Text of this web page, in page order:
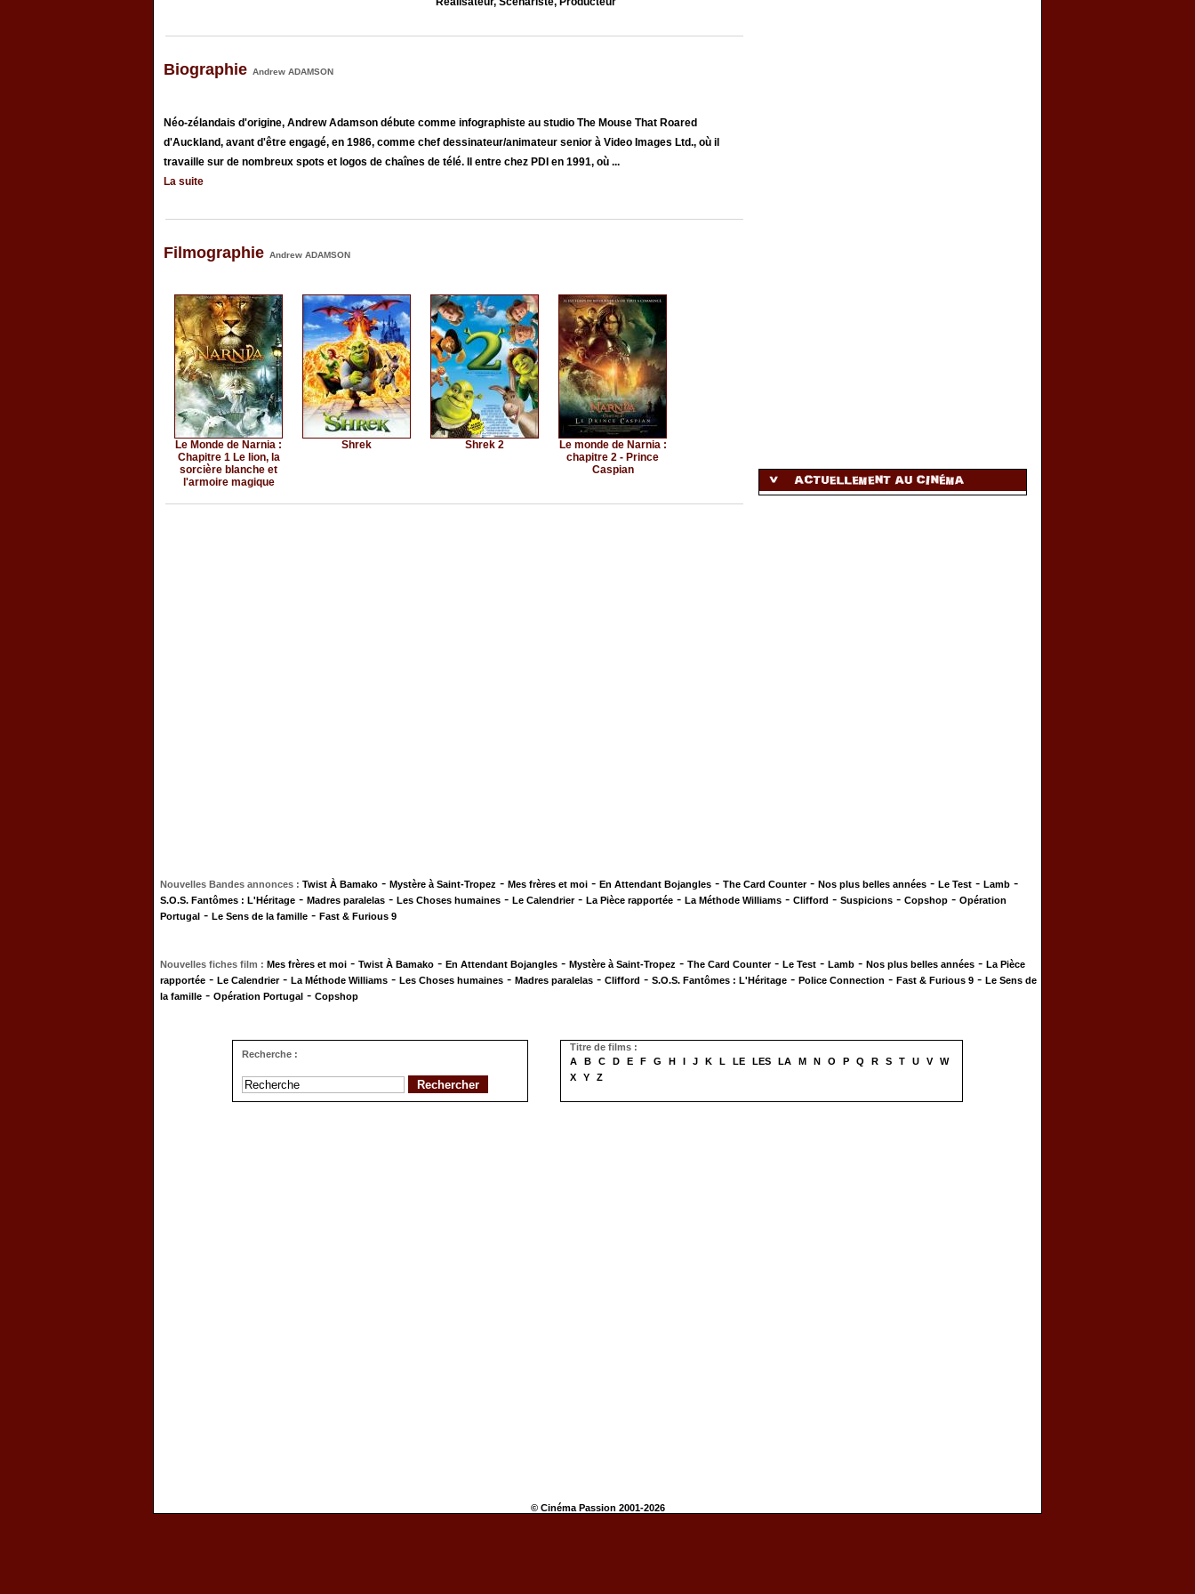
Biographie Andrew ADAMSON
Néo-zélandais d'origine, Andrew Adamson débute comme infographiste au studio The Mouse That Roared
d'Auckland, avant d'être engagé, en 1986, comme chef dessinateur/animateur senior à Video Images Ltd., où il
travaille sur de nombreux spots et logos de chaînes de télé. Il entre chez PDI en 1991, où ...
La suite
Filmographie Andrew ADAMSON
Le Monde de Narnia :
Chapitre 1 Le lion, la
sorcière blanche et
l'armoire magique
Shrek Shrek 2
Le monde de Narnia :
chapitre 2 - Prince
Caspian
Nouvelles Bandes annonces : Twist À Bamako - Mystère à Saint-Tropez - Mes frères et moi - En Attendant Bojangles - The Card Counter- Nos plus belles années - Le Test - Lamb -
S.O.S. Fantômes : L'Héritage - Madres paralelas - Les Choses humaines - Le Calendrier- La Pièce rapportée - La Méthode Williams - Clifford - Suspicions - Copshop - Opération
Portugal - Le Sens de la famille - Fast & Furious 9
Nouvelles fiches film : Mes frères et moi - Twist À Bamako - En Attendant Bojangles - Mystère à Saint-Tropez - The Card Counter- Le Test - Lamb - Nos plus belles années - La Pièce
rapportée - Le Calendrier- La Méthode Williams - Les Choses humaines - Madres paralelas - Clifford - S.O.S. Fantômes : L'Héritage - Police Connection - Fast & Furious 9 - Le Sens de
la famille - Opération Portugal - Copshop
Recherche :
Titre de films :
A
B C D E F G H I J K L LE LES LA M N O P Q R S T U V
W
X
Y Z
© Cinéma Passion 2001-2026